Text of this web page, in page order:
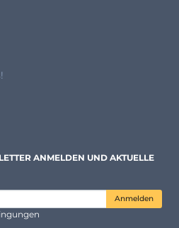
ANMELDEN UND AKTUELLE
Anmelden